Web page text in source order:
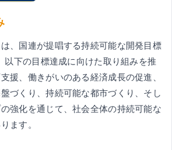
、国連が提唱する持続可能な開発目標
以下の目標達成に向けた取り組みを推
援、働きがいのある経済成長の促進、
づくり、持続可能な都市づくり、そし
強化を通じて、社会全体の持続可能な
ます。